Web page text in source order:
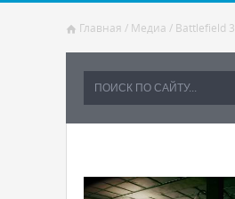
Главная / Медиа / Battlefield 3